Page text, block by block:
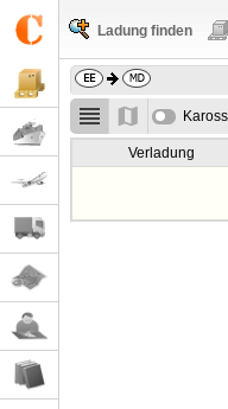
Ladung finden
Verladung